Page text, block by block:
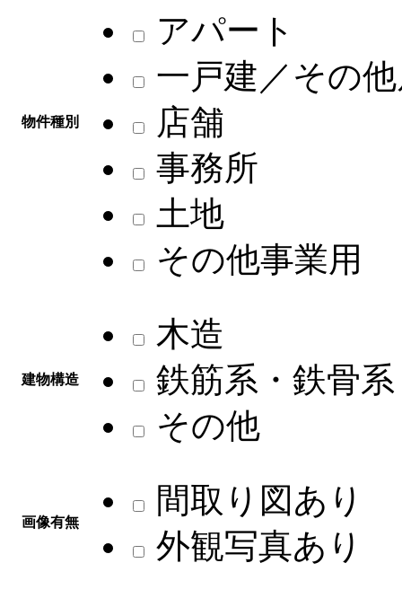
物件種別
アパート
一戸建／その
店舗
事務所
土地
その他事業用
建物構造
木造
鉄筋系・鉄骨系
その他
画像有無
間取り図あり
外観写真あり